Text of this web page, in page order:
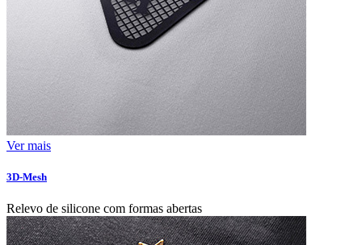
Ver mais
3D-Mesh
Relevo de silicone com formas abertas